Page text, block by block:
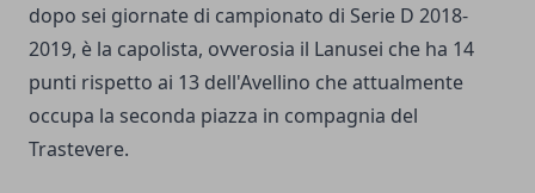
dopo sei giornate di campionato di Serie D 2018-
2019, è la capolista, ovverosia il Lanusei che ha 14
punti rispetto ai 13 dell'Avellino che attualmente
occupa la seconda piazza in compagnia del
Trastevere.